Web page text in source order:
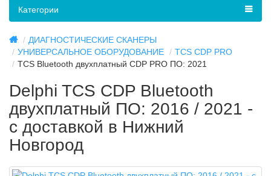
Категории
ДИАГНОСТИЧЕСКИЕ СКАНЕРЫ
УНИВЕРСАЛЬНОЕ ОБОРУДОВАНИЕ
TCS CDP PRO
TCS Bluetooth двухплатный CDP PRO ПО: 2021
Delphi TCS CDP Bluetooth
двухплатный ПО: 2016 / 2021 -
с доставкой в Нижний
Новгород